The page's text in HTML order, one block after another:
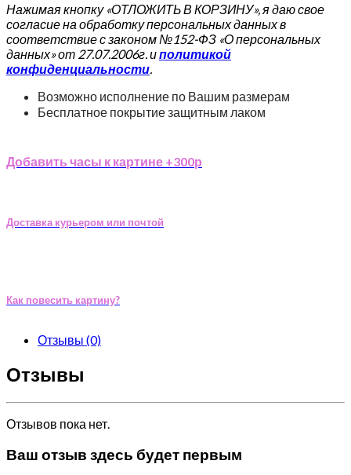
Нажимая кнопку «ОТЛОЖИТЬ В КОРЗИНУ», я даю свое
согласие на обработку персональных данных в
соответствие с законом №152-ФЗ «О персональных
данных» от 27.07.2006г. иполитикой
конфиденциальности.
Возможно исполнение по Вашим размерам
Бесплатное покрытие защитным лаком
Добавить часы к картине +300р
Доставка курьером или почтой
Как повесить картину?
Отзывы (0)
Отзывы
Отзывов пока нет.
Ваш отзыв здесь будет первым